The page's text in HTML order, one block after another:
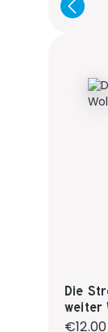
Die
weiter
€12.00